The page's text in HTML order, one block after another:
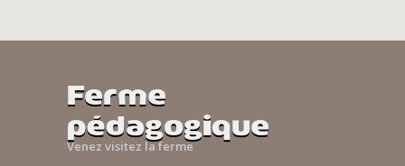
Ferme
pédagogique
Venez visitez la ferme